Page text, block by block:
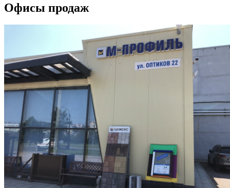
Офисы продаж